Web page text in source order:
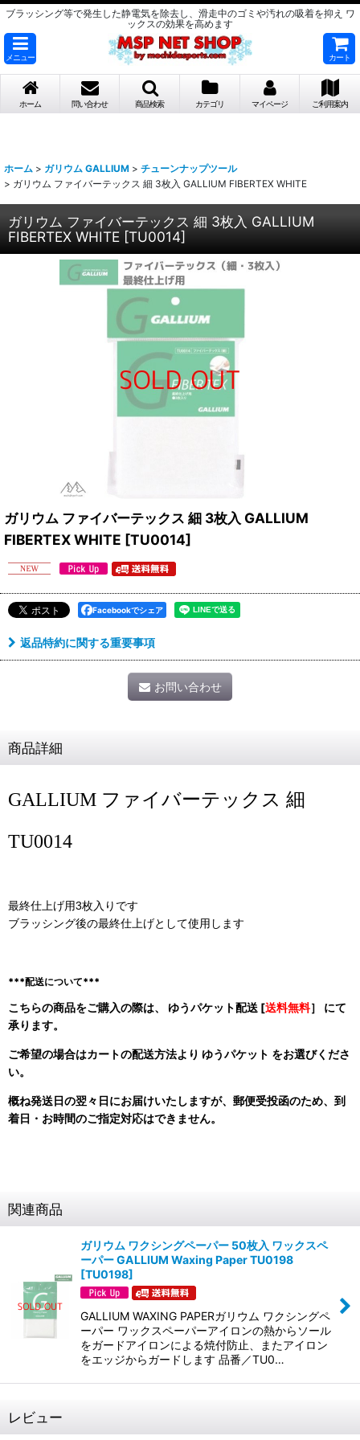
ブラッシング等で発生した静電気を除去し、滑走中のゴミや汚れの吸着を抑え ワ
ックスの効果を高めます
メニュー カート
ホーム 問い合わせ 商品検索 カテゴリ マイページ ご利用案内
ホーム > ガリウム GALLIUM > チューンナップツール
> ガリウム ファイバーテックス 細 3枚入 GALLIUM FIBERTEX WHITE
ガリウム ファイバーテックス 細 3枚入 GALLIUM
FIBERTEX WHITE [TU0014]
ガリウム ファイバーテックス 細 3枚入 GALLIUM
FIBERTEX WHITE [TU0014]
Facebookでシェア
返品特約に関する重要事項
お問い合わせ
商品詳細
GALLIUM ファイバーテックス 細
TU0014
最終仕上げ用3枚入りです
ブラッシング後の最終仕上げとして使用します
***配送について***
こちらの商品をご購入の際は、 ゆうパケット配送 [送料無料］ にて
承ります。
ご希望の場合はカートの配送方法より ゆうパケット をお選びくださ
い。
概ね発送日の翌々日にお届けいたしますが、郵便受投函のため、 到
着日・お時間のご指定対応はできません。
関連商品
ガリウム ワクシングペーパー 50枚入 ワックスペ
ーパー GALLIUM Waxing Paper TU0198
[TU0198]
GALLIUM WAXING PAPERガリウム ワクシングペ
ーパー ワックスペーパーアイロンの熱からソール
をガードアイロンによる焼付防止、またアイロン
をエッジからガードします 品番／TU0…
レビュー